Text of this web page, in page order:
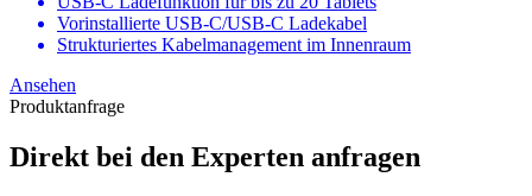
Vorinstallierte USB-C/USB-C Ladekabel
Strukturiertes Kabelmanagement im Innenraum
Ansehen
Produktanfrage
Direkt bei den Experten anfragen